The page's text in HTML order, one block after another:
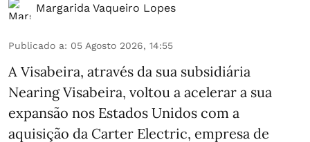
Margarida Vaqueiro Lopes
Publicado a: 05 Agosto 2026, 14:55
A Visabeira, através da sua subsidiária
Nearing Visabeira, voltou a acelerar a sua
expansão nos Estados Unidos com a
aquisição da Carter Electric, empresa de